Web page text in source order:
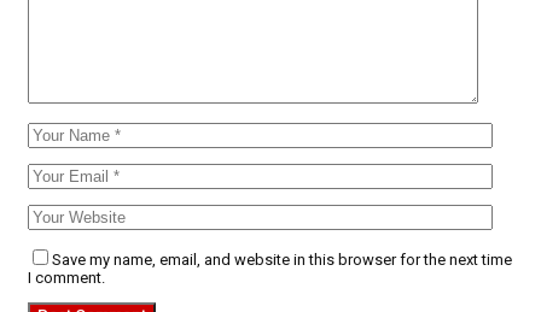
Save my name, email, and website in this browser for the next time
I comment.